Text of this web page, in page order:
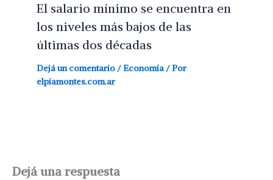
El salario mínimo se encuentra en
los niveles más bajos de las
últimas dos décadas
Dejá un comentario / Economía / Por
elpiamontes.com.ar
Dejá una respuesta